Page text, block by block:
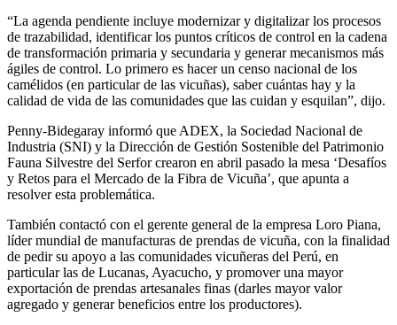
“La agenda pendiente incluye modernizar y digitalizar los procesos
de trazabilidad, identificar los puntos críticos de control en la cadena
de transformación primaria y secundaria y generar mecanismos más
ágiles de control. Lo primero es hacer un censo nacional de los
camélidos (en particular de las vicuñas), saber cuántas hay y la
calidad de vida de las comunidades que las cuidan y esquilan”, dijo.
Penny-Bidegaray informó que ADEX, la Sociedad Nacional de
Industria (SNI) y la Dirección de Gestión Sostenible del Patrimonio
Fauna Silvestre del Serfor crearon en abril pasado la mesa ‘Desafíos
y Retos para el Mercado de la Fibra de Vicuña’, que apunta a
resolver esta problemática.
También contactó con el gerente general de la empresa Loro Piana,
líder mundial de manufacturas de prendas de vicuña, con la finalidad
de pedir su apoyo a las comunidades vicuñeras del Perú, en
particular las de Lucanas, Ayacucho, y promover una mayor
exportación de prendas artesanales finas (darles mayor valor
agregado y generar beneficios entre los productores).